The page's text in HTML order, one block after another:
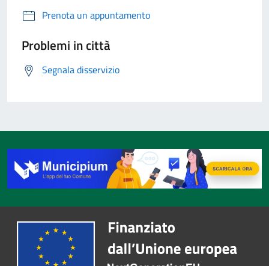
Prenota un appuntamento
Problemi in città
Segnala disservizio